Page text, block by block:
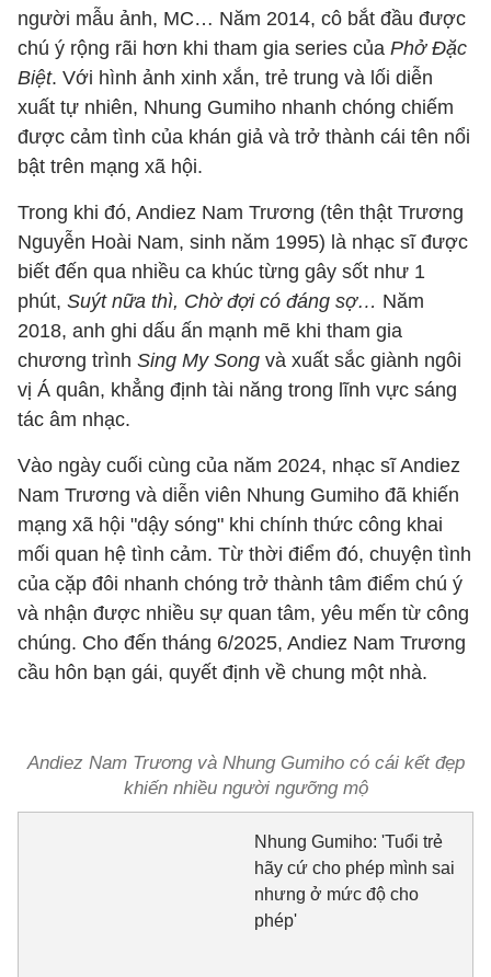
người mẫu ảnh, MC… Năm 2014, cô bắt đầu được
chú ý rộng rãi hơn khi tham gia series của Phở Đặc
Biệt. Với hình ảnh xinh xắn, trẻ trung và lối diễn
xuất tự nhiên, Nhung Gumiho nhanh chóng chiếm
được cảm tình của khán giả và trở thành cái tên nổi
bật trên mạng xã hội.
Trong khi đó, Andiez Nam Trương (tên thật Trương
Nguyễn Hoài Nam, sinh năm 1995) là nhạc sĩ được
biết đến qua nhiều ca khúc từng gây sốt như 1
phút, Suýt nữa thì, Chờ đợi có đáng sợ… Năm
2018, anh ghi dấu ấn mạnh mẽ khi tham gia
chương trình Sing My Song và xuất sắc giành ngôi
vị Á quân, khẳng định tài năng trong lĩnh vực sáng
tác âm nhạc.
Vào ngày cuối cùng của năm 2024, nhạc sĩ Andiez
Nam Trương và diễn viên Nhung Gumiho đã khiến
mạng xã hội "dậy sóng" khi chính thức công khai
mối quan hệ tình cảm. Từ thời điểm đó, chuyện tình
của cặp đôi nhanh chóng trở thành tâm điểm chú ý
và nhận được nhiều sự quan tâm, yêu mến từ công
chúng. Cho đến tháng 6/2025, Andiez Nam Trương
cầu hôn bạn gái, quyết định về chung một nhà.
Andiez Nam Trương và Nhung Gumiho có cái kết đẹp
khiến nhiều người ngưỡng mộ
Nhung Gumiho: 'Tuổi trẻ
hãy cứ cho phép mình sai
nhưng ở mức độ cho
phép'